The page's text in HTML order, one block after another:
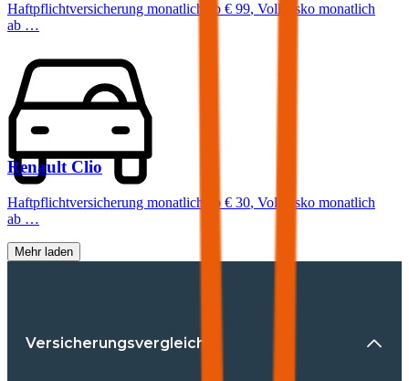
Haftpflichtversicherung monatlich ab € 99, Vollkasko monatlich
ab …
Renault Clio
Haftpflichtversicherung monatlich ab € 30, Vollkasko monatlich
ab …
Mehr laden
Versicherungsvergleiche